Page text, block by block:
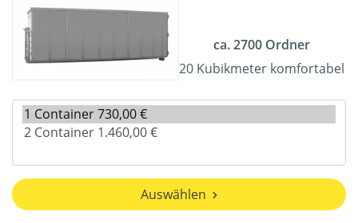
ca. 2700 Ordner
20 Kubikmeter komfortabel
Auswählen